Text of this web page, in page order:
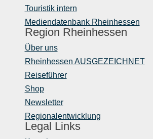
Touristik intern
Mediendatenbank Rheinhessen
Region Rheinhessen
Über uns
Rheinhessen AUSGEZEICHNET
Reiseführer
Shop
Newsletter
Regionalentwicklung
Legal Links